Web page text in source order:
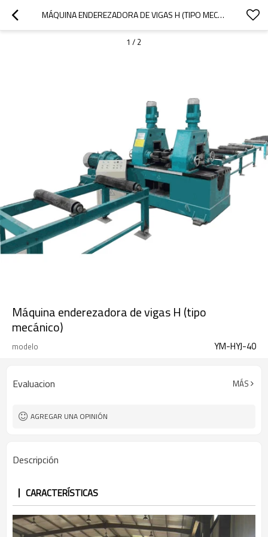
MÁQUINA ENDEREZADORA DE VIGAS H (TIPO MECÁNICO)
1 / 2
Máquina enderezadora de vigas H (tipo
mecánico)
modelo YM-HYJ-40
Evaluacion MÁS
AGREGAR UNA OPINIÓN
Descripción
CARACTERÍSTICAS